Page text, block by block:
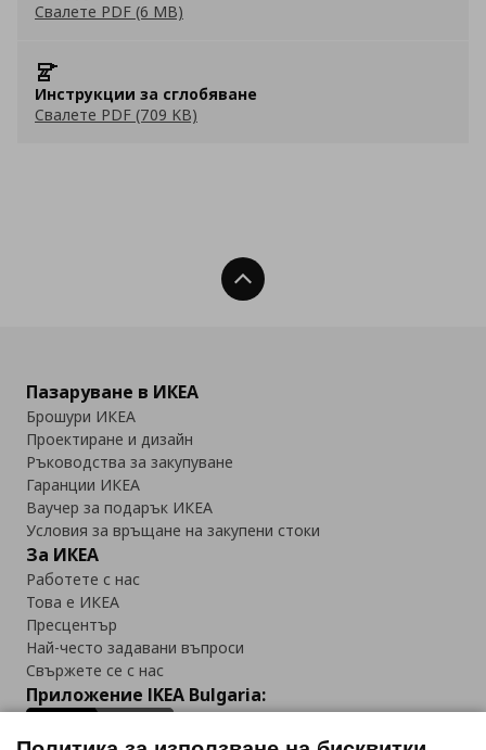
Свалете PDF (6 MB)
Инструкции за сглобяване
Свалете PDF (709 KB)
Нагоре
Пазаруване в ИКЕА
Брошури ИКЕА
Проектиране и дизайн
Ръководства за закупуване
Гаранции ИКЕА
Ваучер за подарък ИКЕА
Условия за връщане на закупени стоки
За ИКЕА
Работете с нас
Това е ИКЕА
Пресцентър
Най-често задавани въпроси
Свържете се с нас
Приложение IKEA Bulgaria: